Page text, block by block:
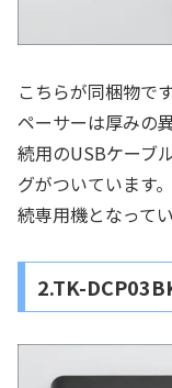
こちらが同梱物で
ペーサーは厚みの
続用のUSBケーブ
グがついています
続専用機となって
2.TK-